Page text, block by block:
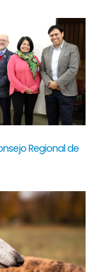
Regional de